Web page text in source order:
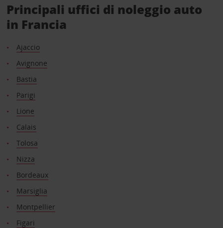
Principali uffici di noleggio auto
in Francia
Ajaccio
Avignone
Bastia
Parigi
Lione
Calais
Tolosa
Nizza
Bordeaux
Marsiglia
Montpellier
Figari